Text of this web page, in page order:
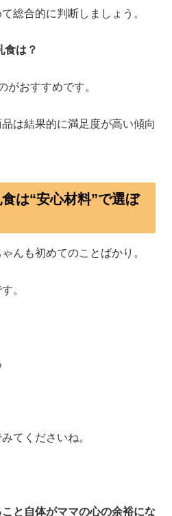
総合的に判断しましょう。
食は？
がおすすめです。
は結果的に満足度が高い傾向
は“安心材料”で選ぼ
んも初めてのことばかり。
。
てくださいね。
と自体がママの心の余裕にな